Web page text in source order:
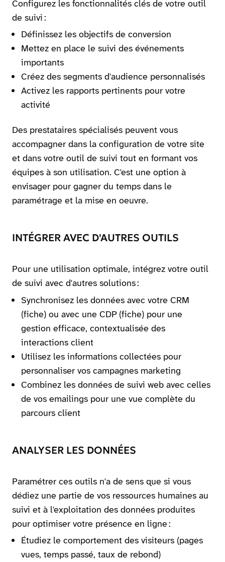
Configurez les fonctionnalités clés de votre outil
de suivi :
Définissez les objectifs de conversion
Mettez en place le suivi des événements
importants
Créez des segments d'audience personnalisés
Activez les rapports pertinents pour votre
activité
Des prestataires spécialisés peuvent vous
accompagner dans la configuration de votre site
et dans votre outil de suivi tout en formant vos
équipes à son utilisation. C'est une option à
envisager pour gagner du temps dans le
paramétrage et la mise en oeuvre.
INTÉGRER AVEC D'AUTRES OUTILS
Pour une utilisation optimale, intégrez votre outil
de suivi avec d'autres solutions :
Synchronisez les données avec votre CRM
(fiche) ou avec une CDP (fiche) pour une
gestion efficace, contextualisée des
interactions client
Utilisez les informations collectées pour
personnaliser vos campagnes marketing
Combinez les données de suivi web avec celles
de vos emailings pour une vue complète du
parcours client
ANALYSER LES DONNÉES
Paramétrer ces outils n'a de sens que si vous
dédiez une partie de vos ressources humaines au
suivi et à l'exploitation des données produites
pour optimiser votre présence en ligne :
Étudiez le comportement des visiteurs (pages
vues, temps passé, taux de rebond)